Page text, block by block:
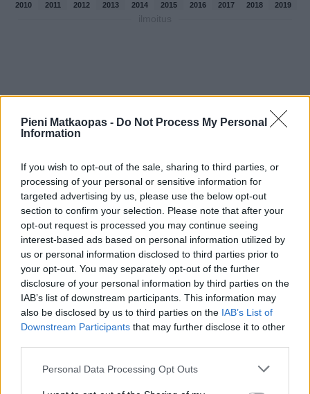
Pieni Matkaopas - Do Not Process My Personal
Information
If you wish to opt-out of the sale, sharing to third parties, or
processing of your personal or sensitive information for
targeted advertising by us, please use the below opt-out
section to confirm your selection. Please note that after your
opt-out request is processed you may continue seeing
interest-based ads based on personal information utilized by
us or personal information disclosed to third parties prior to
your opt-out. You may separately opt-out of the further
disclosure of your personal information by third parties on the
IAB’s list of downstream participants. This information may
also be disclosed by us to third parties on the IAB’s List of
Downstream Participants that may further disclose it to other
Personal Data Processing Opt Outs
2010
2011 2012 2013 2014 2015 2016 2017 2018 2019
Sadepäivien määärä syyskuussa
aikaisempina vuosina